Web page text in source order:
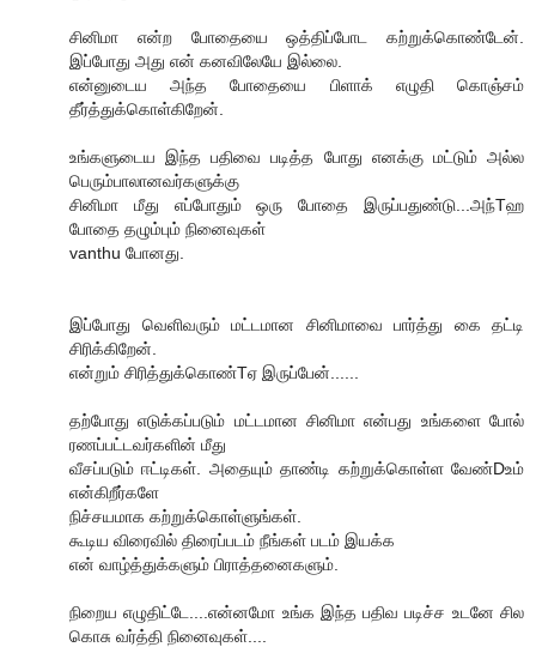
சினிமா என்ற போதையை ஒத்திப்போட கற்றுக்கொண்டேன்.
இப்போது அது என் கனவிலேயே இல்லை.
என்னுடைய அந்த போதையை பிளாக் எழுதி கொஞ்சம்
தீர்த்துக்கொள்கிறேன்.
உங்களுடைய இந்த பதிவை படித்த போது எனக்கு மட்டும் அல்ல
பெரும்பாலானவர்களுக்கு
சினிமா மீது எப்போதும் ஒரு போதை இருப்பதுண்டு...அந்Tஹ
போதை தழும்பும் நினைவுகள்
vanthu போனது.
இப்போது வெளிவரும் மட்டமான சினிமாவை பார்த்து கை தட்டி
சிரிக்கிறேன்.
என்றும் சிரித்துக்கொண்Tஏ இருப்பேன்......
தற்போது எடுக்கப்படும் மட்டமான சினிமா என்பது உங்களை போல்
ரணப்பட்டவர்களின் மீது
வீசப்படும் ஈட்டிகள். அதையும் தாண்டி கற்றுக்கொள்ள வேண்Dஉம்
என்கிறீர்களே
நிச்சயமாக கற்றுக்கொள்ளுங்கள்.
கூடிய விரைவில் திரைப்படம் நீங்கள் படம் இயக்க
என் வாழ்த்துக்களும் பிராத்தனைகளும்.
நிறைய எழுதிட்டே....என்னமோ உங்க இந்த பதிவ படிச்ச உடனே சில
கொசு வர்த்தி நினைவுகள்....